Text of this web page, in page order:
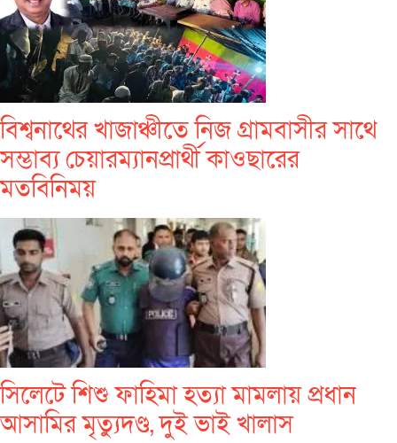
বিশ্বনাথের খাজাঞ্চীতে নিজ গ্রামবাসীর সাথে
সম্ভাব্য চেয়ারম্যানপ্রার্থী কাওছারের
মতবিনিময়
সিলেটে শিশু ফাহিমা হত্যা মামলায় প্রধান
আসামির মৃত্যুদণ্ড, দুই ভাই খালাস